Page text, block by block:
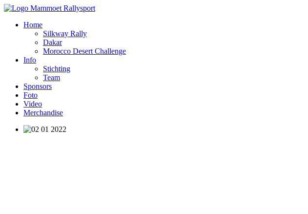
Home
Silkway Rally
Dakar
Morocco Desert Challenge
Info
Stichting
Team
Sponsors
Foto
Video
Merchandise